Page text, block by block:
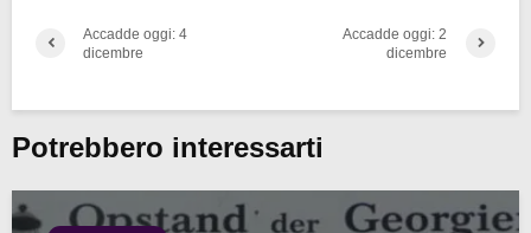
Accadde oggi: 4
dicembre
Accadde oggi: 2
dicembre
Potrebbero interessarti